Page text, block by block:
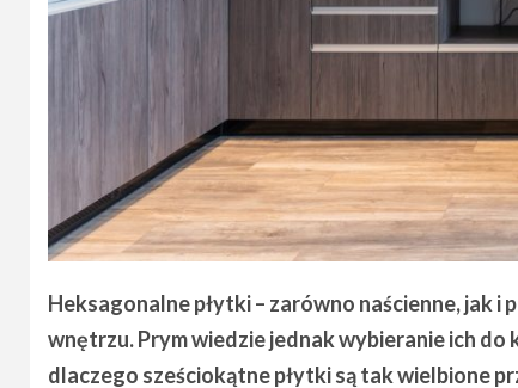
Heksagonalne płytki – zarówno naścienne, jak
wnętrzu. Prym wiedzie jednak wybieranie ich
dlaczego sześciokątne płytki są tak wielbione